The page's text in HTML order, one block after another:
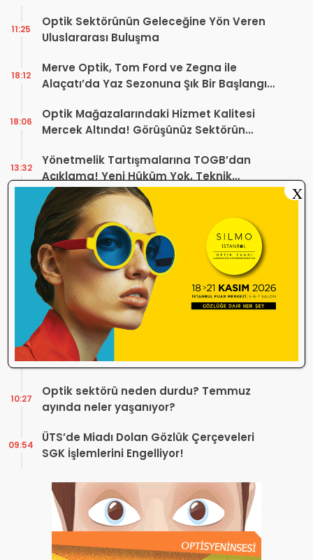
Optik Sektörünün Geleceğine Yön Veren
Uluslararası Buluşma
11:25
Merve Optik, Tom Ford ve Zegna ile
Alaçatı’da Yaz Sezonuna Şık Bir Başlangıç ​​
18:12
Optik Mağazalarındaki Hizmet Kalitesi
Mercek Altında! Görüşünüz Sektörün
18:06
Yönetmelik Tartışmalarına TOGB’dan
Açıklama! Yeni Hüküm Yok, Teknik
Düzenleme Var
13:32
Danıştay’dan TOGB’ye İki Kritik Karar!
Atilla Karip’in Açtığı Davalarda Yürütmeyi
Durdurma Kararı
Bir günde 150 bin kişi okudu! Optik sektörü
neden konuşuyor?
13:16
Sosyal Medya Bu Soruyu Soruyor! Göz
Sağlığında Çifte Standart mı Var?
TİTCK Bu Kampanyalara Dur Diyecek mi?
Sağlık ürününde ‘Set Kampanyası’
12:16
Optik sektörü neden durdu? Temmuz
ayında neler yaşanıyor?
10:27
ÜTS’de Miadı Dolan Gözlük Çerçeveleri
SGK İşlemlerini Engelliyor!
09:54
X